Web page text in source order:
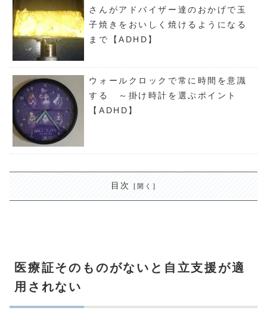
さんがアドバイザー達のおかげで玉
子焼きをおいしく焼けるようになる
まで【ADHD】
ウォールクロックで常に時間を意識
する ～掛け時計を選ぶポイント
【ADHD】
目次
医療証そのものがないと自立支援が適
用されない